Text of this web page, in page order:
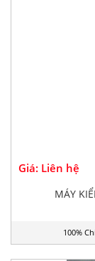
Giá: Liên hệ
MÁY
100%